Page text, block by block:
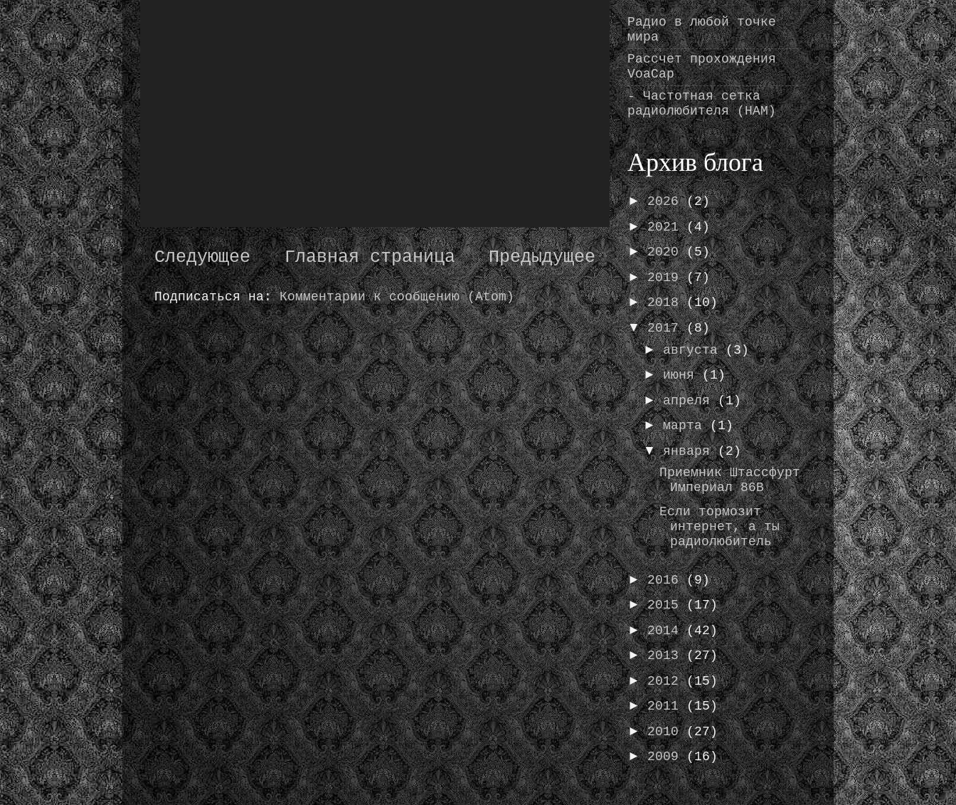
Следующее Предыдущее
Главная страница
Подписаться на:Комментарии к сообщению (Atom)
Радио в любой точке
мира
Рассчет прохождения
VoaCap
- Частотная сетка
радиолюбителя (HAM)
Архив блога
►2026(2)
►2021(4)
►2020(5)
►2019(7)
►2018(10)
▼2017(8)
►августа(3)
►июня(1)
►апреля(1)
►марта(1)
▼января(2)
Приемник Штассфурт
Империал 86В
Если тормозит
интернет, а ты
радиолюбитель
►2016(9)
►2015(17)
►2014(42)
►2013(27)
►2012(15)
►2011(15)
►2010(27)
►2009(16)